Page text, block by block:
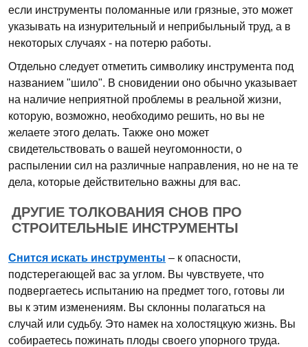
если инструменты поломанные или грязные, это может
указывать на изнурительный и неприбыльный труд, а в
некоторых случаях - на потерю работы.
Отдельно следует отметить символику инструмента под
названием "шило". В сновидении оно обычно указывает
на наличие неприятной проблемы в реальной жизни,
которую, возможно, необходимо решить, но вы не
желаете этого делать. Также оно может
свидетельствовать о вашей неугомонности, о
распылении сил на различные направления, но не на те
дела, которые действительно важны для вас.
ДРУГИЕ ТОЛКОВАНИЯ СНОВ ПРО
СТРОИТЕЛЬНЫЕ ИНСТРУМЕНТЫ
Снится искать инструменты – к опасности,
подстерегающей вас за углом. Вы чувствуете, что
подвергаетесь испытанию на предмет того, готовы ли
вы к этим изменениям. Вы склонны полагаться на
случай или судьбу. Это намек на холостяцкую жизнь. Вы
собираетесь пожинать плоды своего упорного труда.